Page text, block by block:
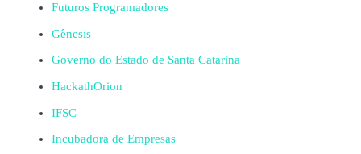
Futuros Programadores
Gênesis
Governo do Estado de Santa Catarina
HackathOrion
IFSC
Incubadora de Empresas